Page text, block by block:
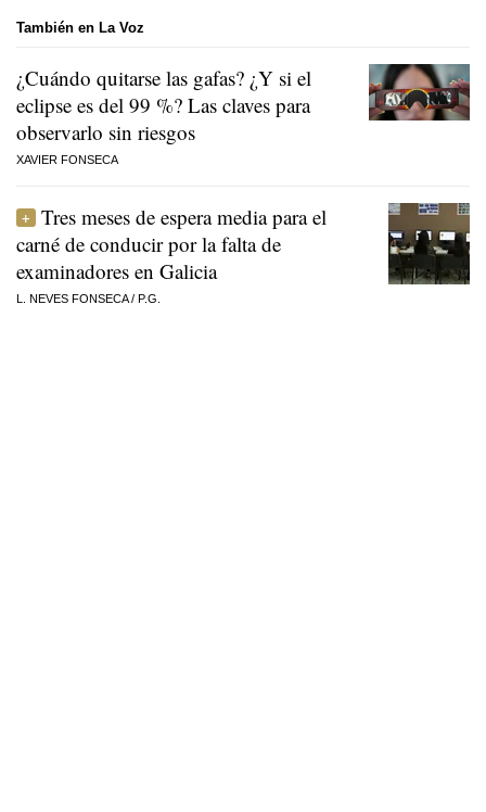
También en La Voz
¿Cuándo quitarse las gafas? ¿Y si el
eclipse es del 99 %? Las claves para
observarlo sin riesgos
XAVIER FONSECA
Tres meses de espera media para el
carné de conducir por la falta de
examinadores en Galicia
L. NEVES FONSECA/ P.G.